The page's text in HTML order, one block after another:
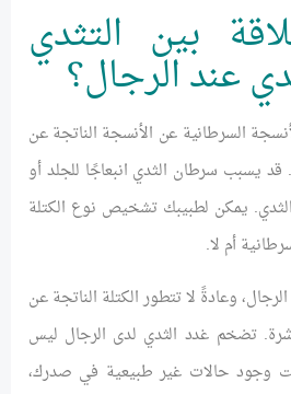
بين التثدي
عند الرجال؟
السرطانية عن الأنسجة الناتجة عن
يسبب سرطان الثدي انبعاجًا للجلد أو
يمكن لطبيبك تشخيص نوع الكتلة
أم لا.
وعادةً لا تتطور الكتلة الناتجة عن
تضخم غدد الثدي لدى الرجال ليس
وجود حالات غير طبيعية في صدرك،